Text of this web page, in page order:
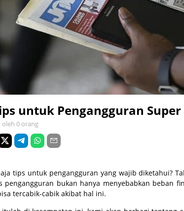
untuk Pengangguran
oleh 0 orang
tips untuk pengangguran yang wajib diketahui?
pengangguran bukan hanya menyebabkan beban
tercabik-cabik akibat hal ini.